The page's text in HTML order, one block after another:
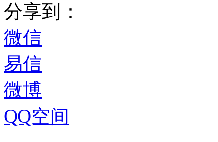
分享到：
微信
易信
微博
QQ空间